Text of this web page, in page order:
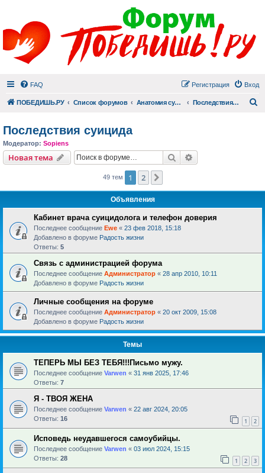
FAQ Вход
Регистрация
ПОБЕДИШЬ.РУ Список форумов Анатомия суицида Последствия суицида
Последствия суицида
Модератор: Sopiens
Новая тема Поиск
49 тем 1 2
Объявления
Кабинет врача суицидолога и телефон доверия
Последнее сообщение Ewe « 23 фев 2018, 15:18
Добавлено в форуме Радость жизни
Ответы: 5
Связь с администрацией форума
Последнее сообщение Администратор « 28 апр 2010, 10:11
Добавлено в форуме Радость жизни
Личные сообщения на форуме
Последнее сообщение Администратор « 20 окт 2009, 15:08
Добавлено в форуме Радость жизни
Темы
ТЕПЕРЬ МЫ БЕЗ ТЕБЯ!!!Письмо мужу.
Последнее сообщение Varwen « 31 янв 2025, 17:46
Ответы: 7
Я - ТВОЯ ЖЕНА
Последнее сообщение Varwen « 22 авг 2024, 20:05
Ответы: 16 1 2
Исповедь неудавшегося самоубийцы.
Последнее сообщение Varwen « 03 июл 2024, 15:15
Ответы: 28 1 2 3